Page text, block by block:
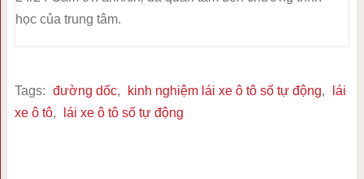
học của trung tâm.
Tags: đường dốc, kinh nghiệm lái xe ô tô số tự động,
lái
xe ô tô, lái xe ô tô số tự động